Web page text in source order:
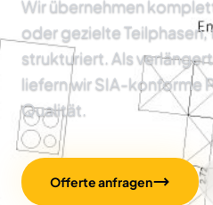
Wir übernehmen
oder gezielte
strukturiert. Als
liefern wir SIA-konforme
Qualität.
Offerte anfragen